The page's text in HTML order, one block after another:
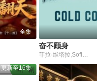
全集
奋不顾身
国产剧
更新至16集